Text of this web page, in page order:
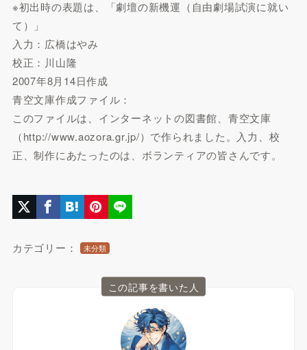
※初出時の表題は、「劇壇の新機運（自由劇場試演に就い
て）」
入力：広橋はやみ
校正：川山隆
2007年8月14日作成
青空文庫作成ファイル：
このファイルは、インターネットの図書館、青空文庫
（http://www.aozora.gr.jp/）で作られました。入力、校
正、制作にあたったのは、ボランティアの皆さんです。
カテゴリー： 未分類
この記事を書いた人